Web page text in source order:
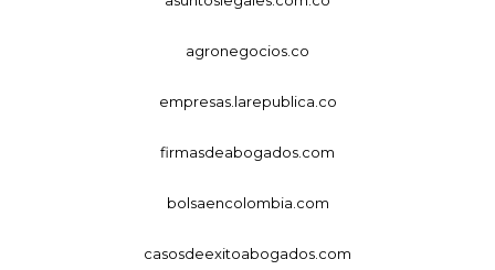
agronegocios.co
empresas.larepublica.co
firmasdeabogados.com
bolsaencolombia.com
casosdeexitoabogados.com